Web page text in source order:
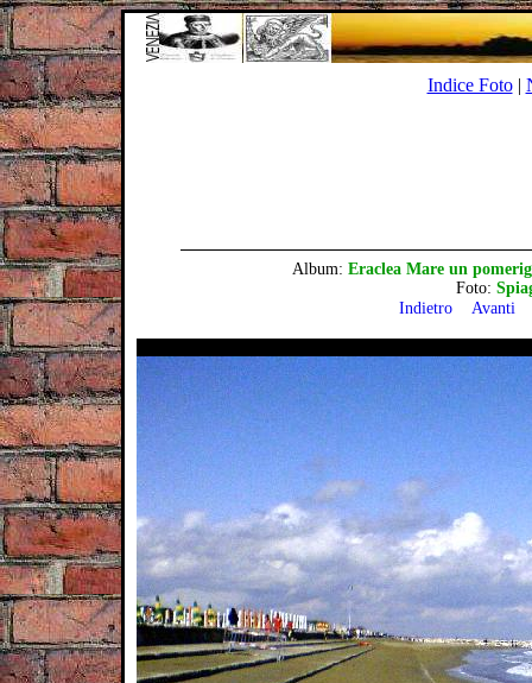
Indice Foto|
Album: Eraclea Mare un
Foto:
Indietro
Avanti